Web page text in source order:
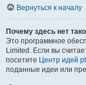
Вернуться к началу
Почему здесь нет
Это программное
Limited. Если вы
посетите Центр идей
поданные идеи или